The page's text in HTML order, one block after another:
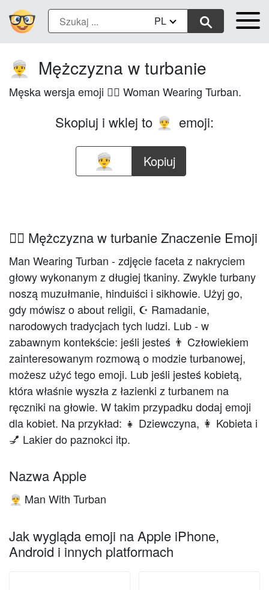
PL
👳‍♂️ Mężczyzna w turbanie
Męska wersja emoji 👳‍♀️ Woman Wearing Turban.
Skopiuj i wklej to 👳‍♂️ emoji:
Kopiuj
👳‍♂️ Mężczyzna w turbanie Znaczenie Emoji
Man Wearing Turban - zdjęcie faceta z nakryciem
głowy wykonanym z długiej tkaniny. Zwykle turbany
noszą muzułmanie, hinduiści i sikhowie. Użyj go,
gdy mówisz o about religii, ☪️️ Ramadanie,
narodowych tradycjach tych ludzi. Lub - w
zabawnym kontekście: jeśli jesteś 👨 Człowiekiem
zainteresowanym rozmową o modzie turbanowej,
możesz użyć tego emoji. Lub jeśli jesteś kobietą,
która właśnie wyszła z łazienki z turbanem na
ręczniki na głowie. W takim przypadku dodaj emoji
dla kobiet. Na przykład: 👧 Dziewczyna, 👩 Kobieta i
💅 Lakier do paznokci itp.
Nazwa Apple
👳‍♂️ Man With Turban
Jak wygląda emoji na Apple iPhone,
Android i innych platformach